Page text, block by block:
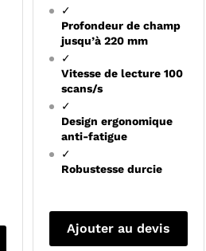
✓
Profondeur de champ
jusqu’à 220 mm
✓
Vitesse de lecture 100
scans/s
✓
Design ergonomique
anti-fatigue
✓
Robustesse durcie
Ajouter au devis